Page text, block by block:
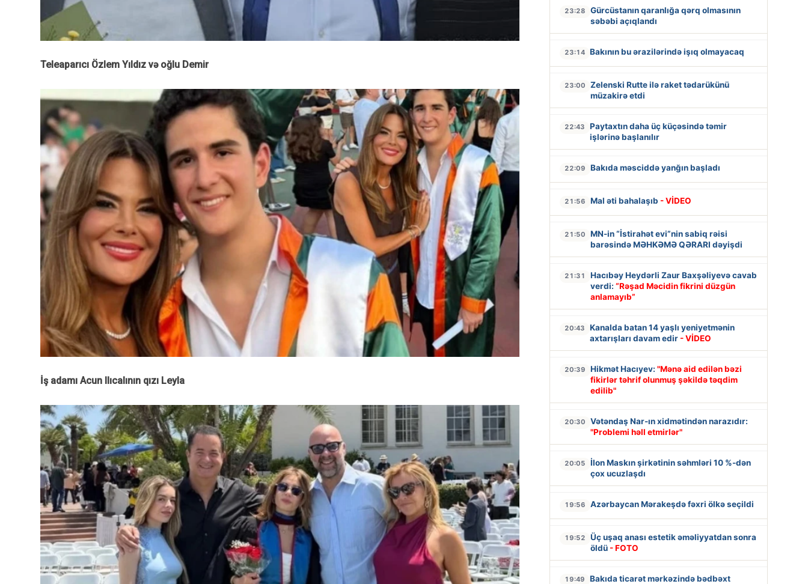
Teleaparıcı Özlem Yıldız və oğlu Demir
İş adamı Acun Ilıcalının qızı Leyla
23:28
Gürcüstanın qaranlığa qərq olmasının
səbəbi açıqlandı
23:14 Bakının bu ərazilərində işıq olmayacaq
23:00
Zelenski Rutte ilə raket tədarükünü
müzakirə etdi
22:43
Paytaxtın daha üç küçəsində təmir
işlərinə başlanılır
22:09 Bakıda məsciddə yanğın başladı
21:56 Mal əti bahalaşıb - VİDEO
21:50
MN-in “İstirahət evi”nin sabiq rəisi
barəsində MƏHKƏMƏ QƏRARI dəyişdi
21:31
Hacıbəy Heydərli Zaur Baxşəliyevə cavab
verdi: “Rəşad Məcidin fikrini düzgün
anlamayıb”
20:43
Kanalda batan 14 yaşlı yeniyetmənin
axtarışları davam edir - VİDEO
20:39 Hikmət Hacıyev: "Mənə aid edilən bəzi
fikirlər təhrif olunmuş şəkildə təqdim
edilib"
20:30
Vətəndaş Nar-ın xidmətindən narazıdır:
"Problemi həll etmirlər"
20:05
İlon Maskın şirkətinin səhmləri 10 %-dən
çox ucuzlaşdı
19:56 Azərbaycan Mərakeşdə fəxri ölkə seçildi
19:52
Üç uşaq anası estetik əməliyyatdan sonra
öldü - FOTO
19:49 Bakıda ticarət mərkəzində bədbəxt